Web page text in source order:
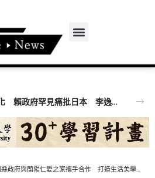
長崎和平紀念典禮又遭矮化 賴政府罕見痛批日本 李逸洋聲明:嚴正抗議與譴責
府與蘭陽仁愛之家攜手合作 打造生活美學樂齡課程